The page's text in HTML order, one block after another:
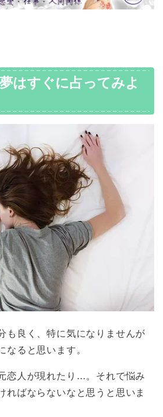
はすぐに占ってみよ
も良く、特に気になりませんが
なると思います。
恋人が現れたり…。それで悩み
ればならないなと思うと思いま